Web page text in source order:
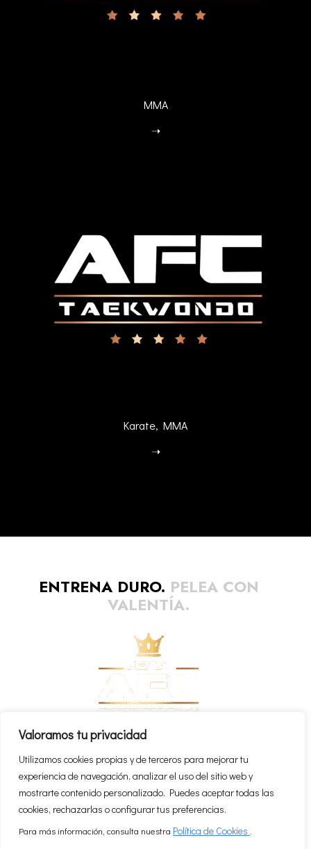
Valoramos tu privacidad
Utilizamos cookies propias y de terceros para mejorar tu
experiencia de navegación, analizar el uso del sitio web y
mostrarte contenido personalizado. Puedes aceptar todas las
cookies, rechazarlas o configurar tus preferencias.
Para más información, consulta nuestra Política de Cookies
MMA
➝
Karate, MMA
➝
ENTRENA DURO. PELEA CON
VALENTÍA.
Política cookies Política privacidad